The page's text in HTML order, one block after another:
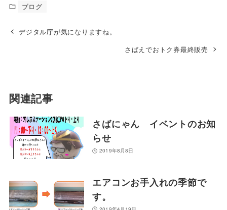
ブログ
デジタル庁が気になりますね。
さばえでおトク券最終販売
関連記事
さばにゃん イベントのお知
らせ
2019年8月8日
エアコンお手入れの季節で
す。